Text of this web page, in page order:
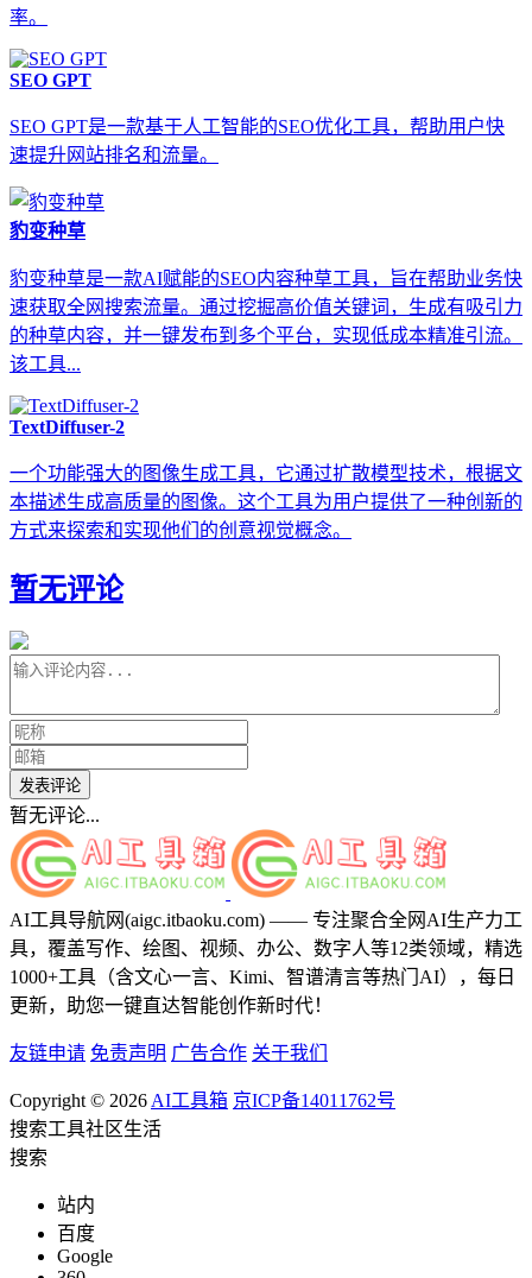
率。
SEO GPT
SEO GPT是一款基于人工智能的SEO优化工具，帮助用户快
速提升网站排名和流量。
豹变种草
豹变种草是一款AI赋能的SEO内容种草工具，旨在帮助业务快
速获取全网搜索流量。通过挖掘高价值关键词，生成有吸引力
的种草内容，并一键发布到多个平台，实现低成本精准引流。
该工具...
TextDiffuser-2
一个功能强大的图像生成工具，它通过扩散模型技术，根据文
本描述生成高质量的图像。这个工具为用户提供了一种创新的
方式来探索和实现他们的创意视觉概念。
暂无评论
发表评论
暂无评论...
AI工具导航网(aigc.itbaoku.com) —— 专注聚合全网AI生产力工
具，覆盖写作、绘图、视频、办公、数字人等12类领域，精选
1000+工具（含文心一言、Kimi、智谱清言等热门AI），每日
更新，助您一键直达智能创作新时代！
友链申请 免责声明 广告合作 关于我们
Copyright © 2026 AI工具箱 京ICP备14011762号
搜索工具社区生活
搜索
站内
百度
Google